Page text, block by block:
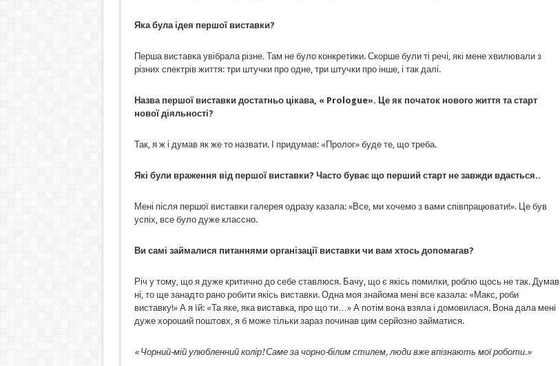
Яка була ідея першої виставки?
Перша виставка увібрала різне. Там не було конкретики. Скорше були ті речі, які мене хвилювали з
різних спектрів життя: три штучки про одне, три штучки про інше, і так далі.
Назва першої виставки достатньо цікава, « Prologue». Це як початок нового життя та старт
нової діяльності?
Так, я ж і думав як же то назвати. І придумав: «Пролог» буде те, що треба.
Які були враження від першої виставки? Часто буває що перший старт не завжди вдається..
Мені після першої виставки галерея одразу казала: »Все, ми хочемо з вами співпрацювати!». Це був
успіх, все було дуже классно.
Ви самі займалися питаннями організації виставки чи вам хтось допомагав?
Річ у тому, що я дуже критично до себе ставлюся. Бачу, що є якісь помилки, роблю щось не так. Думав
ні, то ще занадто рано робити якісь виставки. Одна моя знайома мені все казала: «Макс, роби
виставку!» А я їй: «Та яке, яка виставка, про що ти…» А потім вона взяла і домовилася. Вона дала мені
дуже хороший поштовх, я б може тільки зараз починав цим серйозно займатися.
« Чорний-мій улюбленний колір! Саме за чорно-білим стилем, люди вже впізнають мої роботи.»